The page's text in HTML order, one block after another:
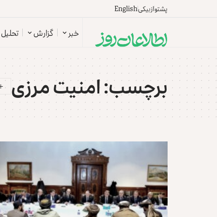
پشتوازبیکیEnglish
خبر گزارش تحلیل
برچسب:امنیت مرزی